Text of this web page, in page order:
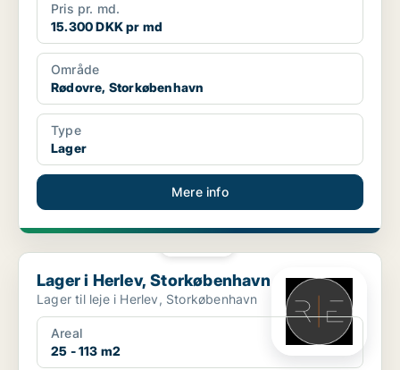
Pris pr. md.
15.300 DKK pr md
Område
Rødovre, Storkøbenhavn
Type
Lager
Mere info
Lager i Herlev, Storkøbenhavn
Lager i Herlev, Storkøbenhavn
Lager til leje i Herlev, Storkøbenhavn
Areal
25 - 113 m2